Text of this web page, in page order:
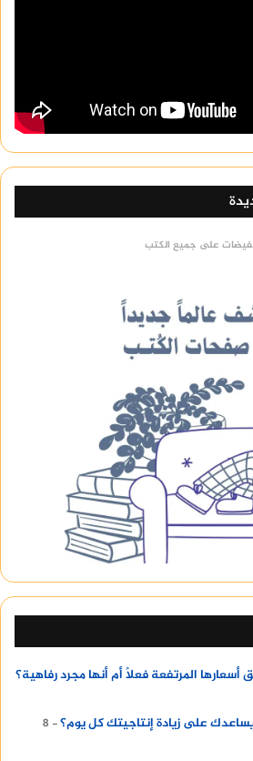
على جميع الكتب
أسعارها المرتفعة فعلًا أم أنها مجرد رفاهية؟
على زيادة إنتاجيتك كل يوم؟
8